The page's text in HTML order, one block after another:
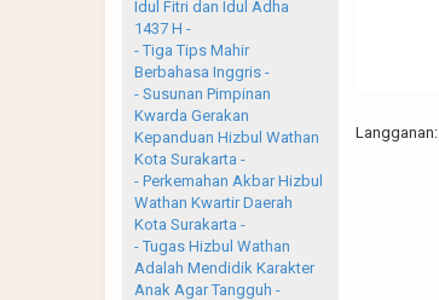
Langganan:
Idul Fitri dan Idul Adha
1437 H -
- Tiga Tips Mahir
Berbahasa Inggris -
- Susunan Pimpinan
Kwarda Gerakan
Kepanduan Hizbul Wathan
Kota Surakarta -
- Perkemahan Akbar Hizbul
Wathan Kwartir Daerah
Kota Surakarta -
- Tugas Hizbul Wathan
Adalah Mendidik Karakter
Anak Agar Tangguh -